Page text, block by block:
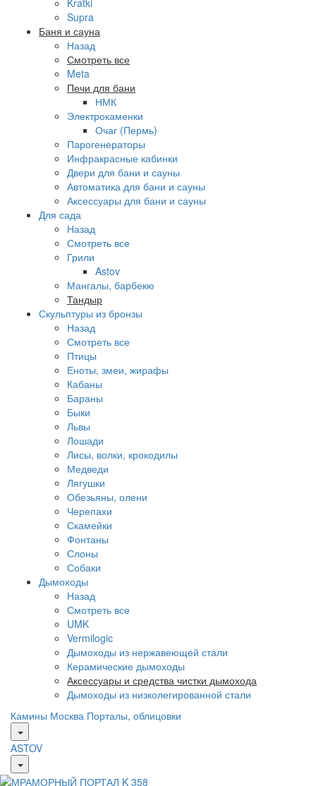
Supra
Баня и сауна
Назад
Смотреть все
Meta
Печи для бани
НМК
Электрокаменки
Очаг (Пермь)
Парогенераторы
Инфракрасные кабинки
Двери для бани и сауны
Автоматика для бани и сауны
Аксессуары для бани и сауны
Для сада
Назад
Смотреть все
Грили
Astov
Мангалы, барбекю
Тандыр
Скульптуры из бронзы
Назад
Смотреть все
Птицы
Еноты, змеи, жирафы
Кабаны
Бараны
Быки
Львы
Лошади
Лисы, волки, крокодилы
Медведи
Лягушки
Обезьяны, олени
Черепахи
Скамейки
Фонтаны
Слоны
Собаки
Дымоходы
Назад
Смотреть все
UMK
Vermilogic
Дымоходы из нержавеющей стали
Керамические дымоходы
Аксессуары и средства чистки дымохода
Дымоходы из низколегированной стали
Камины Москва Порталы, облицовки
ASTOV